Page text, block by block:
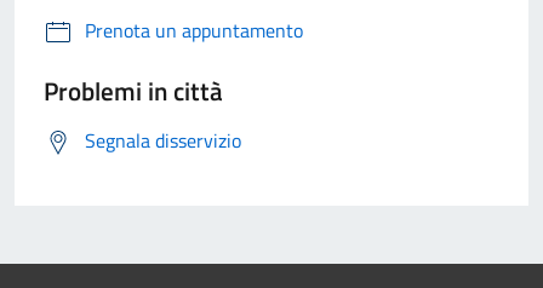
Prenota un appuntamento
Problemi in città
Segnala disservizio